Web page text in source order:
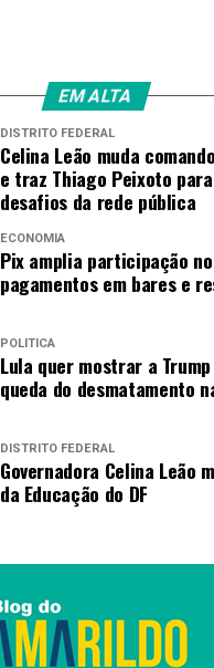
EM ALTA
DISTRITO FEDERAL
Celina Leão muda
e traz Thiago Peixoto
desafios da rede pública
ECONOMIA
Pix amplia participação
pagamentos em bares e
POLÍTICA
Lula quer mostrar a
queda do desmatamento
DISTRITO FEDERAL
Governadora Celina Leão
da Educação do DF